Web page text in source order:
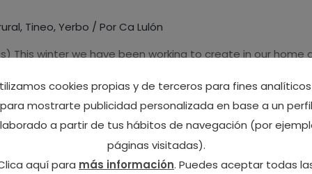
, Tineo,Yerbo / Por Ca Lulón
This winter we have been working to create in our home
to … cookies propias y de terceros para fines
para mostrarte publicidad personalizada en base a un perfil
a partir de tus hábitos de navegación (por
páginas visitadas).
aquí para más información. Puedes aceptar todas